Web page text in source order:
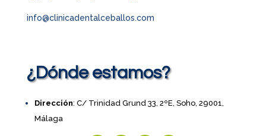
info@clinicadentalceballos.com
¿Dónde estamos?
Dirección: C/ Trinidad Grund 33, 2ºE, Soho, 29001,
Málaga